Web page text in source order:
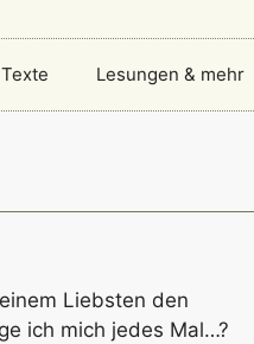
Texte Lesungen & mehr
Liebsten den
ich mich jedes Mal…?